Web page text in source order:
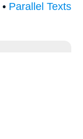
• Parallel Texts